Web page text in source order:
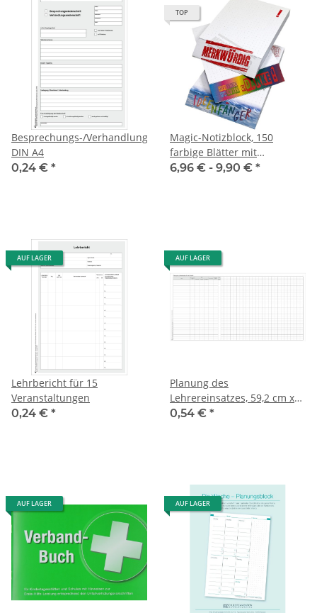
Besprechungs-/Verhandlungsniederschrift,
DIN A4
0,24 € *
TOP
Magic-Notizblock, 150
farbige Blätter mit
„magischem“ Aufdruck
6,96 € - 9,90 € *
AUF LAGER
Lehrbericht für 15
Veranstaltungen
0,24 € *
AUF LAGER
Planung des
Lehrereinsatzes, 59,2 cm x
29,7 cm
0,54 € *
AUF LAGER AUF LAGER